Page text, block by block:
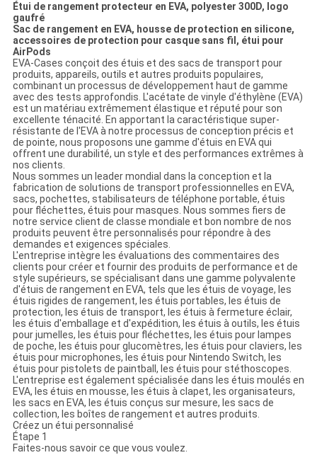
Étui de rangement protecteur en EVA, polyester 300D, logo
gaufré
Sac de rangement en EVA, housse de protection en silicone,
accessoires de protection pour casque sans fil, étui pour
AirPods
EVA-Cases conçoit des étuis et des sacs de transport pour
produits, appareils, outils et autres produits populaires,
combinant un processus de développement haut de gamme
avec des tests approfondis. L'acétate de vinyle d'éthylène (EVA)
est un matériau extrêmement élastique et réputé pour son
excellente ténacité. En apportant la caractéristique super-
résistante de l'EVA à notre processus de conception précis et
de pointe, nous proposons une gamme d'étuis en EVA qui
offrent une durabilité, un style et des performances extrêmes à
nos clients.
Nous sommes un leader mondial dans la conception et la
fabrication de solutions de transport professionnelles en EVA,
sacs, pochettes, stabilisateurs de téléphone portable, étuis
pour fléchettes, étuis pour masques. Nous sommes fiers de
notre service client de classe mondiale et bon nombre de nos
produits peuvent être personnalisés pour répondre à des
demandes et exigences spéciales.
L'entreprise intègre les évaluations des commentaires des
clients pour créer et fournir des produits de performance et de
style supérieurs, se spécialisant dans une gamme polyvalente
d'étuis de rangement en EVA, tels que les étuis de voyage, les
étuis rigides de rangement, les étuis portables, les étuis de
protection, les étuis de transport, les étuis à fermeture éclair,
les étuis d'emballage et d'expédition, les étuis à outils, les étuis
pour jumelles, les étuis pour fléchettes, les étuis pour lampes
de poche, les étuis pour glucomètres, les étuis pour claviers, les
étuis pour microphones, les étuis pour Nintendo Switch, les
étuis pour pistolets de paintball, les étuis pour stéthoscopes.
L'entreprise est également spécialisée dans les étuis moulés en
EVA, les étuis en mousse, les étuis à clapet, les organisateurs,
les sacs en EVA, les étuis conçus sur mesure, les sacs de
collection, les boîtes de rangement et autres produits.
Créez un étui personnalisé
Étape 1
Faites-nous savoir ce que vous voulez.